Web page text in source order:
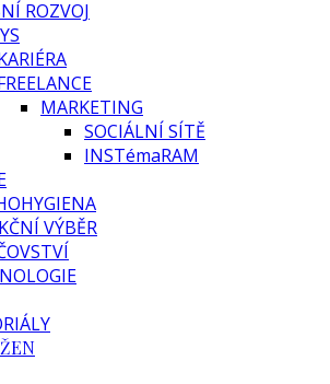
ROZVOJ
MARKETING
SOCIÁLNÍ SÍTĚ
INSTémaRAM
VÝBĚR